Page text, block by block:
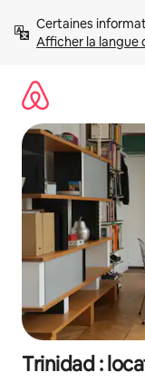
directement
Afficher la langue
Trinidad :